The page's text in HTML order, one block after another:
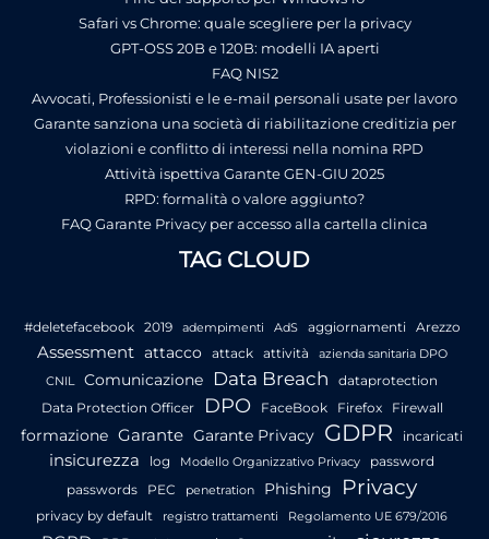
Safari vs Chrome: quale scegliere per la privacy
GPT-OSS 20B e 120B: modelli IA aperti
FAQ NIS2
Avvocati, Professionisti e le e-mail personali usate per lavoro
Garante sanziona una società di riabilitazione creditizia per
violazioni e conflitto di interessi nella nomina RPD
Attività ispettiva Garante GEN-GIU 2025
RPD: formalità o valore aggiunto?
FAQ Garante Privacy per accesso alla cartella clinica
TAG CLOUD
#deletefacebook 2019 adempimenti AdS aggiornamenti Arezzo
Assessment attacco attack attività
azienda sanitaria DPO
CNIL
Comunicazione Data Breach
dataprotection
Data Protection Officer
DPO FaceBook Firefox Firewall
formazione Garante Garante Privacy GDPR incaricati
insicurezza log Modello Organizzativo Privacy
password
passwords
PEC penetration Phishing Privacy
privacy by default registro trattamenti Regolamento UE 679/2016